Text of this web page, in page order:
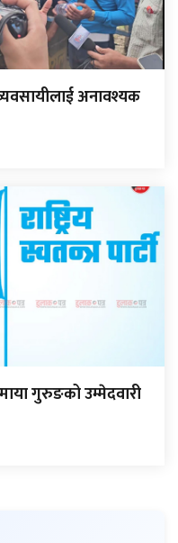
अनावश्यक
गुरुङको उम्मेदवारी